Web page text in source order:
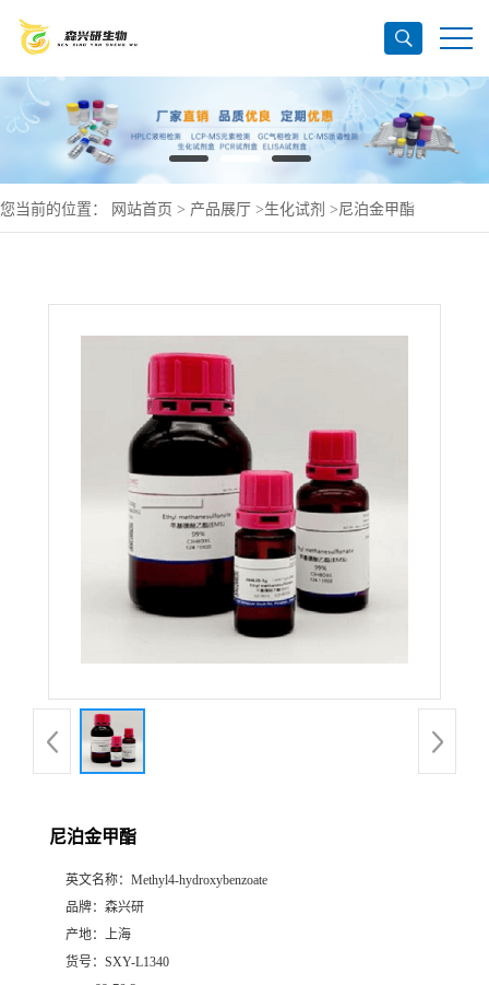
您当前的位置： 网站首页 > 产品展厅 >生化试剂 >尼泊金甲酯
尼泊金甲酯
英文名称： Methyl4-hydroxybenzoate
品牌： 森兴研
产地： 上海
货号： SXY-L1340